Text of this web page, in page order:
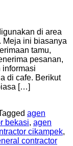
di area
Meja ini biasanya
tamu,
pesanan,
informasi
di cafe. Berikut
[…]
agen
bekasi, agen
cikampek,
contractor